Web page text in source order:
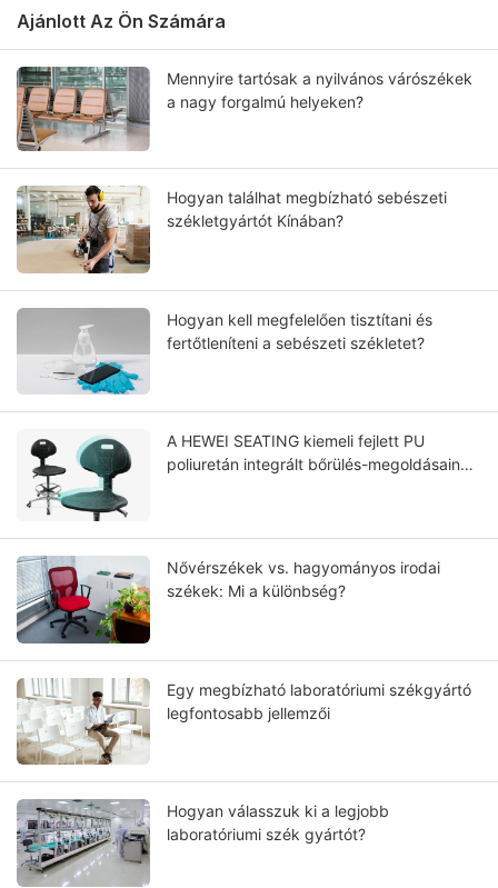
Ajánlott Az Ön Számára
Mennyire tartósak a nyilvános várószékek
a nagy forgalmú helyeken?
Hogyan találhat megbízható sebészeti
székletgyártót Kínában?
Hogyan kell megfelelően tisztítani és
fertőtleníteni a sebészeti székletet?
A HEWEI SEATING kiemeli fejlett PU
poliuretán integrált bőrülés-megoldásainak
Nővérszékek vs. hagyományos irodai
székek: Mi a különbség?
Egy megbízható laboratóriumi székgyártó
legfontosabb jellemzői
Hogyan válasszuk ki a legjobb
laboratóriumi szék gyártót?